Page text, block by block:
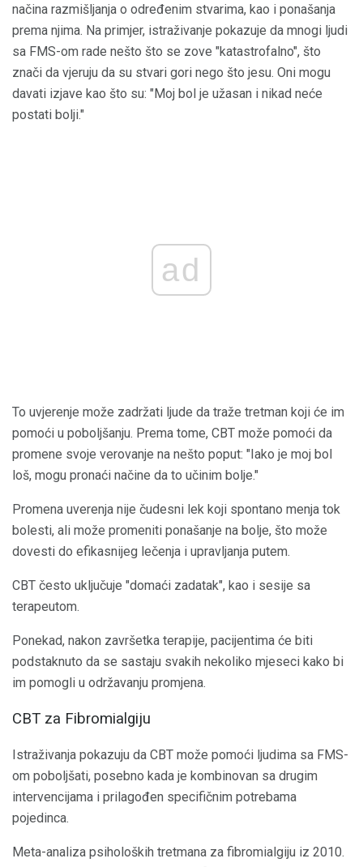
načina razmišljanja o određenim stvarima, kao i ponašanja
prema njima. Na primjer, istraživanje pokazuje da mnogi ljudi
sa FMS-om rade nešto što se zove "katastrofalno", što
znači da vjeruju da su stvari gori nego što jesu. Oni mogu
davati izjave kao što su: "Moj bol je užasan i nikad neće
postati bolji."
ad
To uvjerenje može zadržati ljude da traže tretman koji će im
pomoći u poboljšanju. Prema tome, CBT može pomoći da
promene svoje verovanje na nešto poput: "Iako je moj bol
loš, mogu pronaći načine da to učinim bolje."
Promena uverenja nije čudesni lek koji spontano menja tok
bolesti, ali može promeniti ponašanje na bolje, što može
dovesti do efikasnijeg lečenja i upravljanja putem.
CBT često uključuje "domaći zadatak", kao i sesije sa
terapeutom.
Ponekad, nakon završetka terapije, pacijentima će biti
podstaknuto da se sastaju svakih nekoliko mjeseci kako bi
im pomogli u održavanju promjena.
CBT za Fibromialgiju
Istraživanja pokazuju da CBT može pomoći ljudima sa FMS-
om poboljšati, posebno kada je kombinovan sa drugim
intervencijama i prilagođen specifičnim potrebama
pojedinca.
Meta-analiza psiholoških tretmana za fibromialgiju iz 2010.